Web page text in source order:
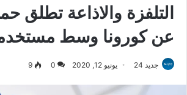
التلفزة والاذاعة تطلق
عن كورونا وسط
جديد 24 يونيو 12, 2020 0
9